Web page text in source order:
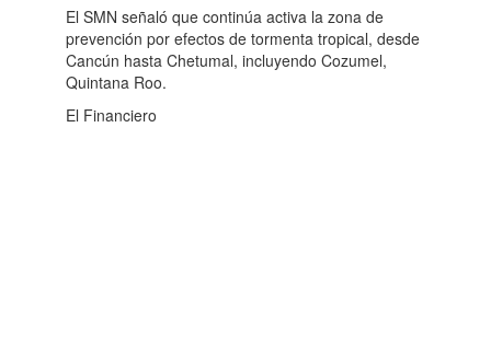
El SMN señaló que continúa activa la zona de
prevención por efectos de tormenta tropical, desde
Cancún hasta Chetumal, incluyendo Cozumel,
Quintana Roo.
El Financiero